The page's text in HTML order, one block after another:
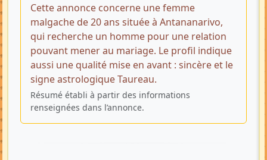
Cette annonce concerne une femme
malgache de 20 ans située à Antananarivo,
qui recherche un homme pour une relation
pouvant mener au mariage. Le profil indique
aussi une qualité mise en avant : sincère et le
signe astrologique Taureau.
Résumé établi à partir des informations
renseignées dans l’annonce.